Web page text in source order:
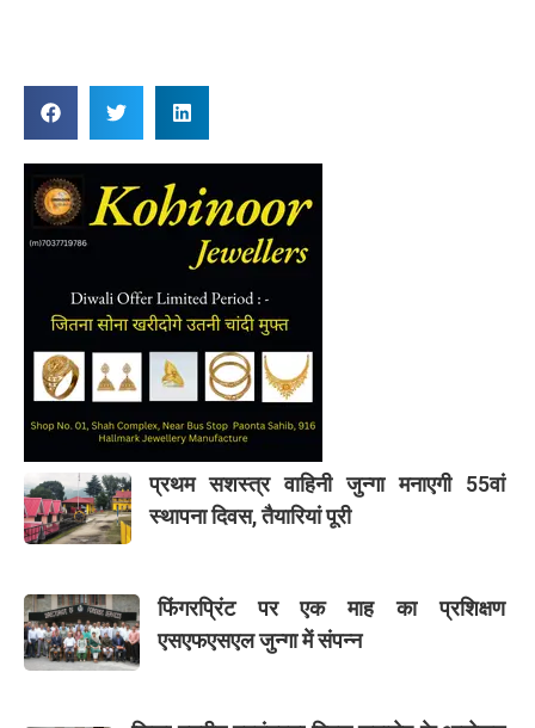
प्रथम सशस्त्र वाहिनी जुन्गा मनाएगी 55वां
स्थापना दिवस, तैयारियां पूरी
फिंगरप्रिंट पर एक माह का प्रशिक्षण
एसएफएसएल जुन्गा में संपन्न